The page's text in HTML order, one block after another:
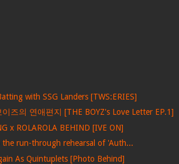
with SSG Landers [TWS:ERIES]
즈의 연애편지 [THE BOYZ's Love Letter EP.1]
x ROLAROLA BEHIND [IVE ON]
the run-through rehearsal of 'Auth...
As Quintuplets [Photo Behind]